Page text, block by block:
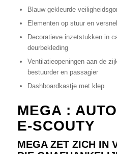
Blauw gekleurde
Elementen op stuur en
Decoratieve inzetstukken in
deurbekleding
Ventilatieopeningen aan de
bestuurder en passagier
Dashboardkastje met klep
MEGA :
E-SCOUTY
MEGA ZET ZICH IN